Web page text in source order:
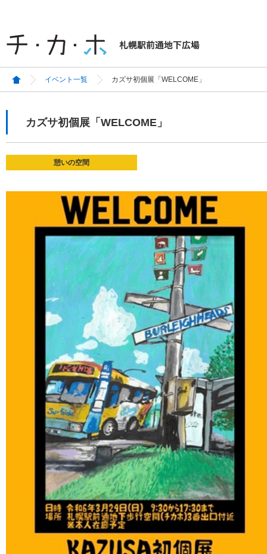
イベント一覧 カズサ初個展「WELCOME」
カズサ初個展「WELCOME」
憩いの空間